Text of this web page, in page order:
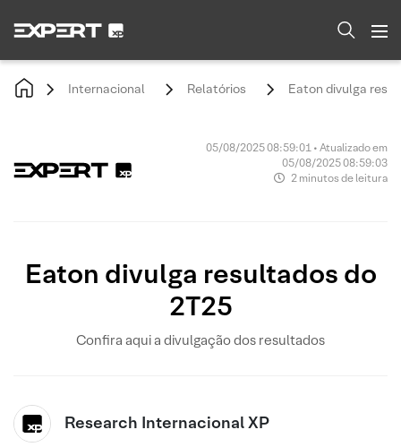
Internacional Relatórios Eaton divulga
05/08/2025 08:59:01 • Atualizado em
05/08/2025 08:59:03
2 minutos de leitura
Eaton divulga resultados do
2T25
Confira aqui a divulgação dos resultados
Research Internacional XP